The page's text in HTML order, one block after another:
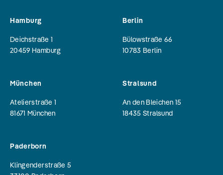
Hamburg
Deichstraße 1
20459 Hamburg
Berlin
Bülowstraße 66
10783 Berlin
München
Atelierstraße 1
81671 München
Stralsund
An den Bleichen 15
18435 Stralsund
Paderborn
Klingenderstraße 5